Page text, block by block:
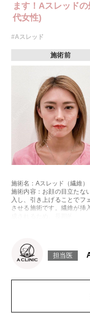
ます！Aスレッド
代女性)
#Aスレッド
施術前
施術名：Aスレッド（繊維）
施術内容：お顔の目立たな
入し、引き上げることでフ
させる施術です。繊維が挿
成されるため、長期的な美
みの予防効果が期待できま
とがございます。また、稀
のよれ、繊維の突出などが
費用：1部位 184,800円(税
オプション：笑気麻酔
担当医